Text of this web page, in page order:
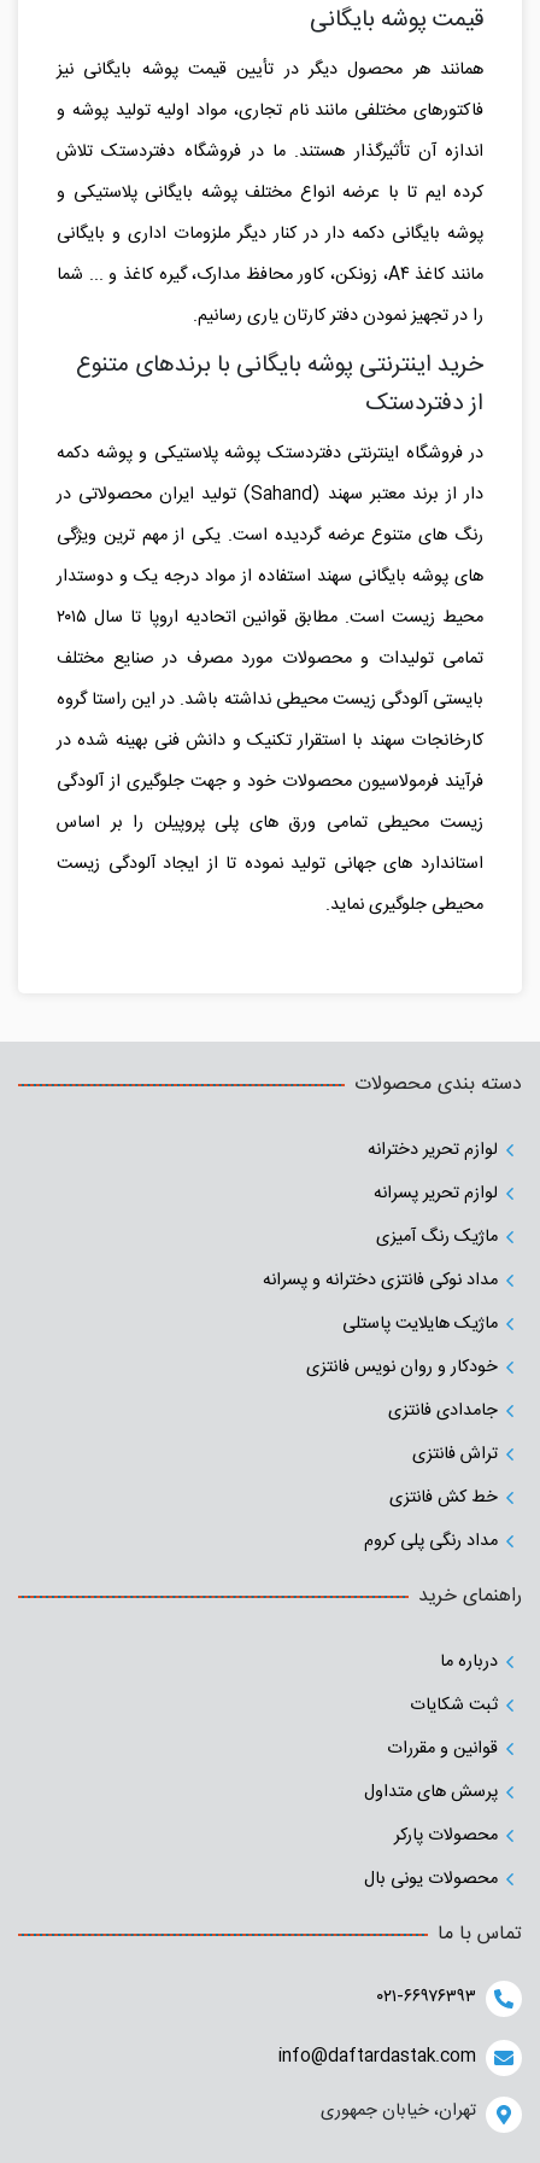
قیمت پوشه بایگانی
همانند هر محصول دیگر در تأیین قیمت پوشه بایگانی نیز
فاکتورهای مختلفی مانند نام تجاری، مواد اولیه تولید پوشه و
اندازه آن تأثیرگذار هستند. ما در فروشگاه دفتردستک تلاش
کرده ایم تا با عرضه انواع مختلف پوشه بایگانی پلاستیکی و
پوشه بایگانی دکمه دار در کنار دیگر ملزومات اداری و بایگانی
مانند کاغذ A۴، زونکن، کاور محافظ مدارک، گیره کاغذ و ... شما
را در تجهیز نمودن دفتر کارتان یاری رسانیم.
خرید اینترنتی پوشه بایگانی با برندهای متنوع
از دفتردستک
در فروشگاه اینترنتی دفتردستک پوشه پلاستیکی و پوشه دکمه
دار از برند معتبر سهند (Sahand) تولید ایران محصولاتی در
رنگ های متنوع عرضه گردیده است. یکی از مهم ترین ویژگی
های پوشه بایگانی سهند استفاده از مواد درجه یک و دوستدار
محیط زیست است. مطابق قوانین اتحادیه اروپا تا سال ۲۰۱۵
تمامی تولیدات و محصولات مورد مصرف در صنایع مختلف
بایستی آلودگی زیست محیطی نداشته باشد. در این راستا گروه
کارخانجات سهند با استقرار تکنیک و دانش فنی بهینه شده در
فرآیند فرمولاسیون محصولات خود و جهت جلوگیری از آلودگی
زیست محیطی تمامی ورق های پلی پروپیلن را بر اساس
استاندارد های جهانی تولید نموده تا از ایجاد آلودگی زیست
محیطی جلوگیری نماید.
دسته بندی محصولات
لوازم تحریر دخترانه
لوازم تحریر پسرانه
ماژیک رنگ آمیزی
مداد نوکی فانتزی دخترانه و پسرانه
ماژیک هایلایت پاستلی
خودکار و روان نویس فانتزی
جامدادی‌ فانتزی
تراش فانتزی
خط کش فانتزی
مداد رنگی پلی کروم
راهنمای خرید
درباره ما
ثبت شکایات
قوانین و مقررات
پرسش های متداول
محصولات پارکر
محصولات یونی بال
تماس با ما
۰۲۱-۶۶۹۷۶۳۹۳
info@daftardastak.com
تهران، خیابان جمهوری